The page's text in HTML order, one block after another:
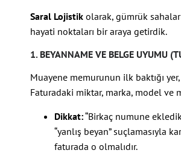
Saral Lojistik olarak, gümrük
hayati noktaları bir araya getirdik.
1. BEYANNAME VE BELGE UYUMU
Muayene memurunun ilk baktığı
Faturadaki miktar, marka, model ve
Dikkat:“Birkaç numune
“yanlış beyan” suçlamasıyla
faturada o olmalıdır.